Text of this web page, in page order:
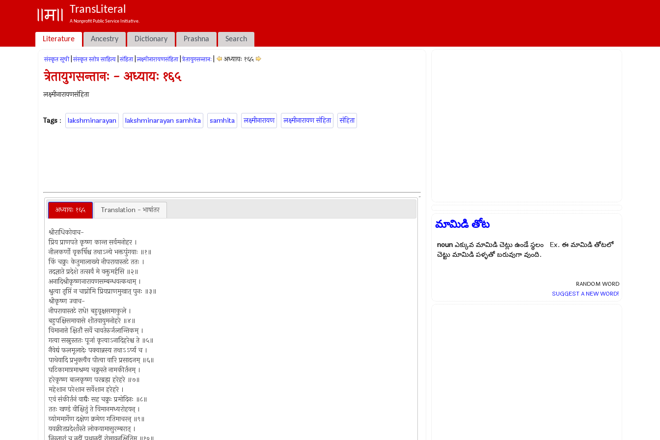
TransLiteral
A Nonprofit Public Service Initiative.
Literature Ancestry Dictionary Prashna Search
संस्कृत सूची संस्कृत स्तोत्र साहित्य संहिता लक्ष्मीनारायणसंहिता त्रेतायुगसन्तानः अध्यायः १६५
त्रेतायुगसन्तानः - अध्यायः १६५
लक्ष्मीनारायणसंहिता
Tags : lakshminarayan lakshminarayan samhita samhita लक्ष्मीनारायण लक्ष्मीनारायण संहिता संहिता
अध्यायः १६५ Translation - भाषांतर
श्रीराधिकोवाच-
प्रिय प्राणपते कृष्ण कान्त सर्वमनोहर ।
नीलकर्णो वृकर्षिश्च तथाऽन्ये भक्तपुंगवाः ॥१॥
किं चक्रुः केतुमालाख्ये नीपरायास्तटे ततः ।
तदज्ञाते प्रदेशे तत्सर्वं मे वक्तुमर्हसि ॥२॥
अनादिश्रीकृष्णनारायणसम्बन्धवत्कथाम् ।
श्रुत्वा तृप्तिं न चाप्नोमि प्रियप्राणमुखात् पुनः ॥३॥
श्रीकृष्ण उवाच-
नीपरायास्तटे राधे! बहुवृक्षसमाकुले ।
बहुपक्षिसमावासे शीतवायुमनोहरे ॥४॥
विमानात्ते क्षितौ सर्वे चावतेरुर्जलान्तिकम् ।
गत्वा सस्नुस्ततः पूजां कृत्वाऽनादिहरेश्च ते ॥५॥
नैवेद्यं फलमूलादेः पक्वान्नस्य तथाऽऽर्प्य च ।
पाथेयादि प्रभुक्त्वैव पीत्वा वारि प्रसादजम् ॥६॥
घटिकामात्रमाश्रम्य चक्रुस्ते नामकीर्तनम् ।
हरेकृष्ण बालकृष्ण परब्रह्म हरेहरे ॥७॥
महेशान परेशान सर्वेशान हरेहरे ।
एवं संकीर्तनं वाद्यैः सह चक्रुः प्रमोदिनः ॥८॥
ततः खण्डं वीक्षितुं ते विमानमध्यरोहयन् ।
व्योममार्गेण दक्षेण क्रमेण गतिमाचरन् ॥९॥
यवक्रीतप्रदेशाँस्ते लोकयामासुरम्बरात् ।
మామిడి తోట
nounఎక్కువ మామిడి చెట్లు ఉండే స్థలం Ex. ఈ మామిడి తోటలో
చెట్టు మామిడి పళ్ళతో బరువుగా వుంది.
RANDOM WORD
SUGGEST A NEW WORD!